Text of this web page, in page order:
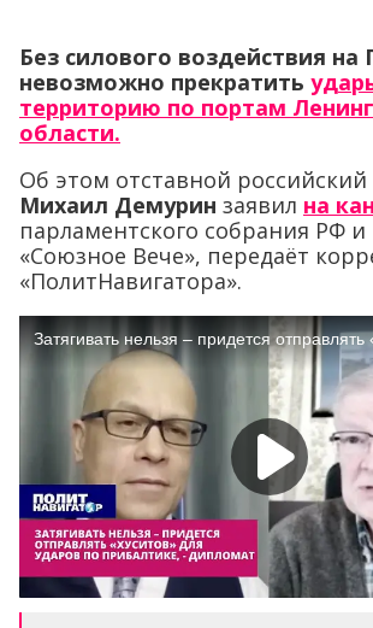
Без силового воздействия на
невозможно прекратить
территорию по портам
области.
Об этом отставной российский
Михаил Демурин заявил на
парламентского собрания РФ и
«Союзное Вече», передаёт
«ПолитНавигатора».